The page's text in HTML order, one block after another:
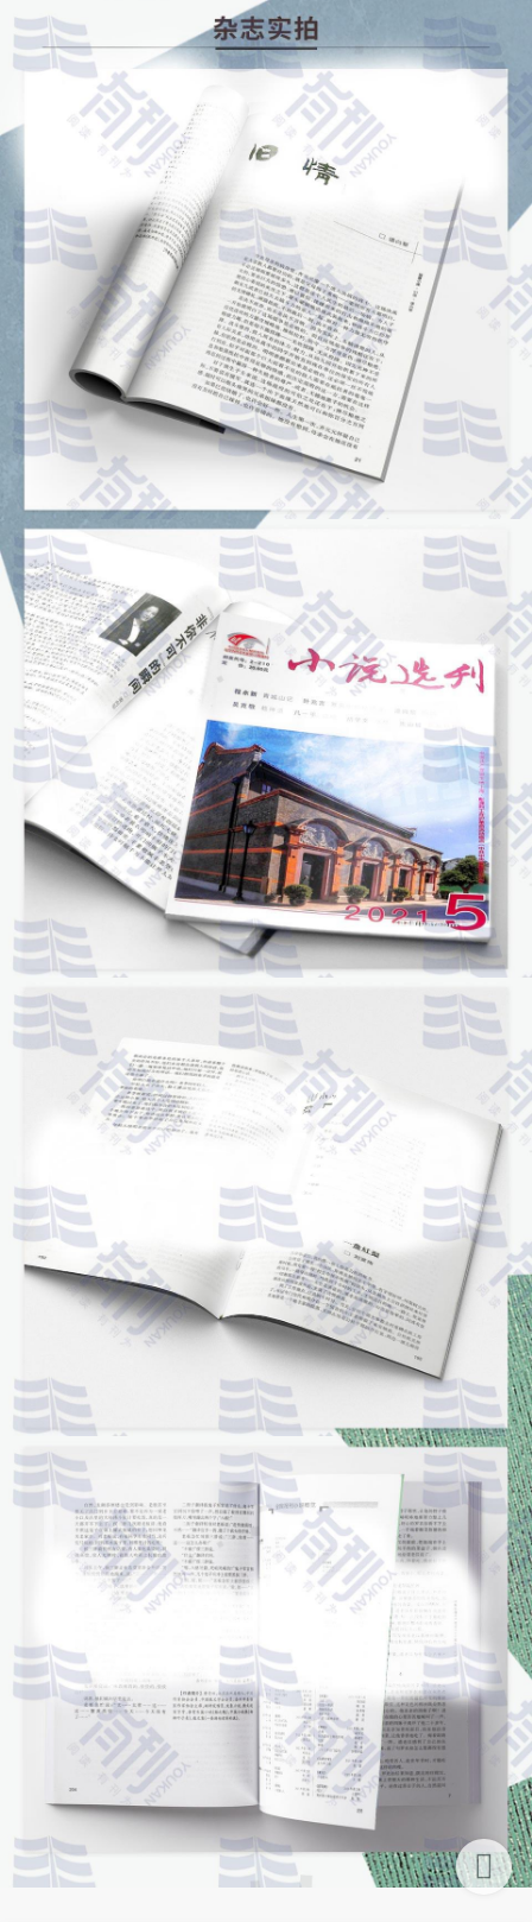
首页
分类
购物车
我的